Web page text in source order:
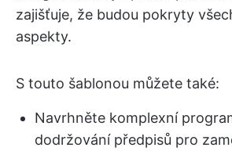
zajišťuje, že budou pokryty
aspekty.
S touto šablonou můžete také:
Navrhněte komplexní
dodržování předpisů pro